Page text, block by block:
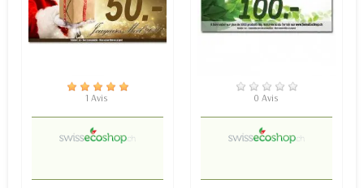
EN STOCK
1 Avis
EN STOCK
0 Avis